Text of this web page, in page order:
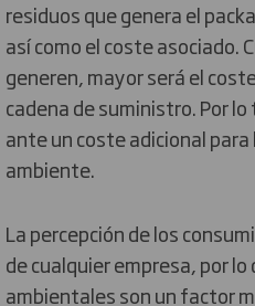
residuos que genera el
así como el coste asociado.
generen, mayor será el
cadena de suministro. Por
ante un coste adicional
ambiente.
La percepción de los
de cualquier empresa, por
ambientales son un factor